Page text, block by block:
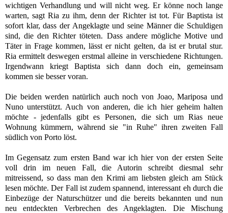
wichtigen Verhandlung und will nicht weg. Er könne noch lange
warten, sagt Ria zu ihm, denn der Richter ist tot. Für Baptista ist
sofort klar, dass der Angeklagte und seine Männer die Schuldigen
sind, die den Richter töteten. Dass andere mögliche Motive und
Täter in Frage kommen, lässt er nicht gelten, da ist er brutal stur.
Ria ermittelt deswegen erstmal alleine in verschiedene Richtungen.
Irgendwann kriegt Baptista sich dann doch ein, gemeinsam
kommen sie besser voran.
Die beiden werden natürlich auch noch von Joao, Mariposa und
Nuno unterstützt. Auch von anderen, die ich hier geheim halten
möchte - jedenfalls gibt es Personen, die sich um Rias neue
Wohnung kümmern, während sie "in Ruhe" ihren zweiten Fall
südlich von Porto löst.
Im Gegensatz zum ersten Band war ich hier von der ersten Seite
voll drin im neuen Fall, die Autorin schreibt diesmal sehr
mitreissend, so dass man den Krimi am liebsten gleich am Stück
lesen möchte. Der Fall ist zudem spannend, interessant eh durch die
Einbezüge der Naturschützer und die bereits bekannten und nun
neu entdeckten Verbrechen des Angeklagten. Die Mischung